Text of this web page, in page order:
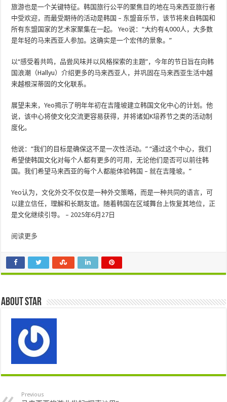
旅游也是一个关键特征。韩国旅行公平的聚焦目的地在马来西亚旅行者
中受欢迎，而最受期待的活动是韩国 – 东盟音乐节，该节将来自韩国和
所有东盟国家的艺术家聚集在一起。 Yeo说：“大约有4,000人，大多数
是年轻的马来西亚人参加。这确实是一个宏伟的景象。”
以“感受着共鸣，品尝风味并以风格探索的主题”，今年的节日旨在向韩
国浪潮（Hallyu）介绍更多的马来西亚人，并巩固在马来西亚生活中越
来越根深蒂固的文化联系。
展望未来，Yeo揭示了明年年初在吉隆坡建立韩国文化中心的计划。他
说，该中心将使文化交流更容易获得，并将诸如K培养节之类的活动制
度化。
他说：“我们的目标是确保这不是一次性活动。” “通过这个中心，我们
希望使韩国文化对每个人都有更多的可用，无论他们是否可以前往韩
国。我们希望马来西亚的每个人都能体验韩国 – 就在吉隆坡。”
Yeo认为，文化外交不仅仅是一种外交策略，而是一种共同的语言，可
以建立信任，理解和长期友谊。随着韩国在区域舞台上恢复其地位，正
是文化继续引导。 – 2025年6月27日
阅读更多
About star
Previous